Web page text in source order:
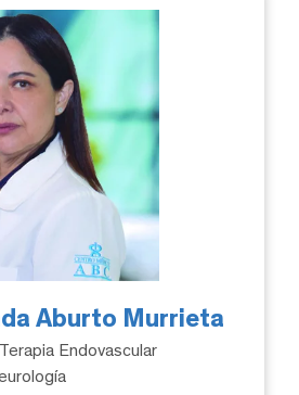
Aburto Murrieta
Terapia Endovascular